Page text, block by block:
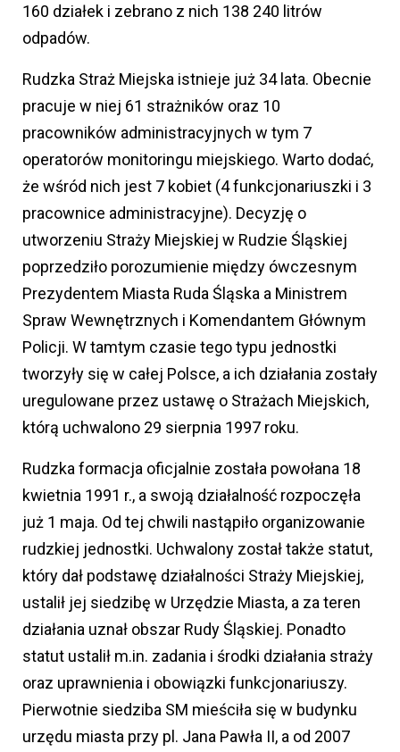
160 działek i zebrano z nich 138 240 litrów
odpadów.
Rudzka Straż Miejska istnieje już 34 lata. Obecnie
pracuje w niej 61 strażników oraz 10
pracowników administracyjnych w tym 7
operatorów monitoringu miejskiego. Warto dodać,
że wśród nich jest 7 kobiet (4 funkcjonariuszki i 3
pracownice administracyjne). Decyzję o
utworzeniu Straży Miejskiej w Rudzie Śląskiej
poprzedziło porozumienie między ówczesnym
Prezydentem Miasta Ruda Śląska a Ministrem
Spraw Wewnętrznych i Komendantem Głównym
Policji. W tamtym czasie tego typu jednostki
tworzyły się w całej Polsce, a ich działania zostały
uregulowane przez ustawę o Strażach Miejskich,
którą uchwalono 29 sierpnia 1997 roku.
Rudzka formacja oficjalnie została powołana 18
kwietnia 1991 r., a swoją działalność rozpoczęła
już 1 maja. Od tej chwili nastąpiło organizowanie
rudzkiej jednostki. Uchwalony został także statut,
który dał podstawę działalności Straży Miejskiej,
ustalił jej siedzibę w Urzędzie Miasta, a za teren
działania uznał obszar Rudy Śląskiej. Ponadto
statut ustalił m.in. zadania i środki działania straży
oraz uprawnienia i obowiązki funkcjonariuszy.
Pierwotnie siedziba SM mieściła się w budynku
urzędu miasta przy pl. Jana Pawła II, a od 2007